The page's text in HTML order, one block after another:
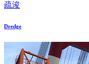
疏浚
Dredge